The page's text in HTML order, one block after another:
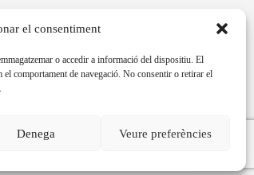
el consentiment
o accedir a informació del dispositiu. El
el comportament de navegació. No consentir o retirar el
Denega Veure preferències